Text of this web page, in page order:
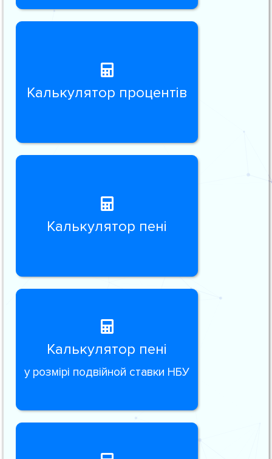
Калькулятор процентів
Калькулятор пені
Калькулятор пені
у розмірі подвійной ставки НБУ